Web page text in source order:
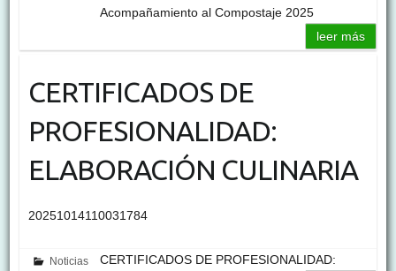
Acompañamiento al Compostaje 2025
leer más
CERTIFICADOS DE
PROFESIONALIDAD:
ELABORACIÓN CULINARIA
20251014110031784
Noticias CERTIFICADOS DE PROFESIONALIDAD: